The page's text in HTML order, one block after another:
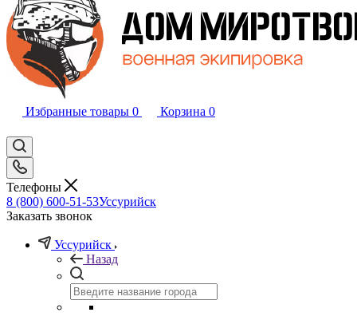
Избранные товары 0 Корзина 0
Телефоны
8 (800) 600-51-53Уссурийск
Заказать звонок
Уссурийск
Назад